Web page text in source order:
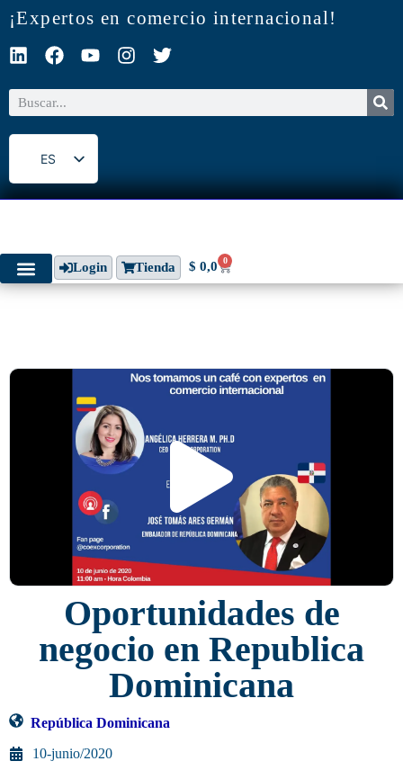
¡Expertos en comercio internacional!
ES
EN
Login Tienda $ 0,0 0
Oportunidades de
negocio en Republica
Dominicana
República Dominicana
10-junio/2020